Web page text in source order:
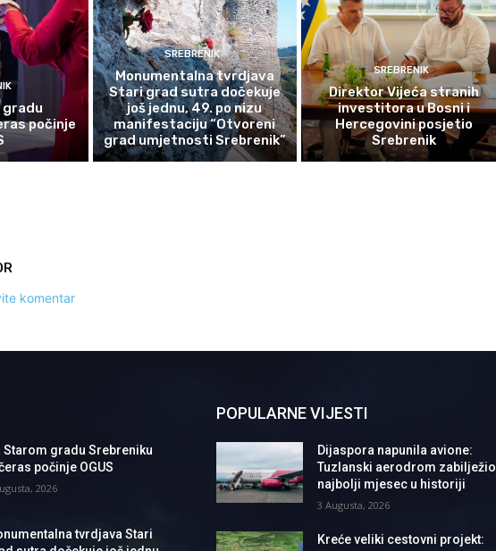
gradu
počinje
SREBRENIK
Monumentalna tvrdjava
Stari grad sutra dočekuje
još jednu, 49. po nizu
manifestaciju “Otvoreni
grad umjetnosti Srebrenik”
SREBRENIK
Direktor Vijeća stranih
investitora u Bosni i
Hercegovini posjetio
Srebrenik
komentar
Starom gradu Srebreniku
počinje OGUS
2026
tvrdjava Stari
POPULARNE VIJESTI
Dijaspora napunila avione:
Tuzlanski aerodrom zabilježio
najbolji mjesec u historiji
3 Augusta, 2026
Kreće veliki cestovni projekt: